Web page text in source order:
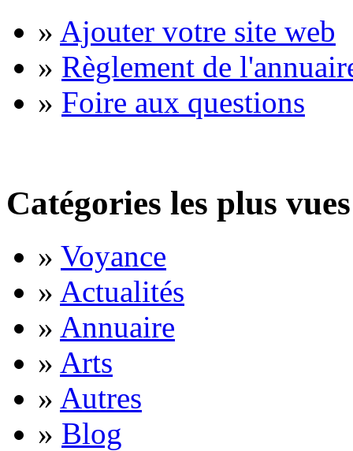
» Ajouter votre site web
» Règlement de
» Foire aux questions
Catégories les plus vues
» Voyance
» Actualités
» Annuaire
» Arts
» Autres
» Blog